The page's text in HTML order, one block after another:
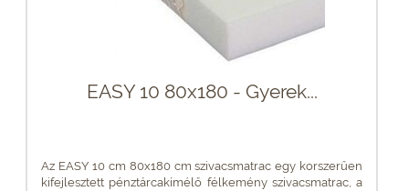
EASY 10 80x180 - Gyerek...
Az EASY 10 cm 80x180 cm szivacsmatrac egy korszerűen
kifejlesztett pénztárcakímélő félkemény szivacsmatrac, a